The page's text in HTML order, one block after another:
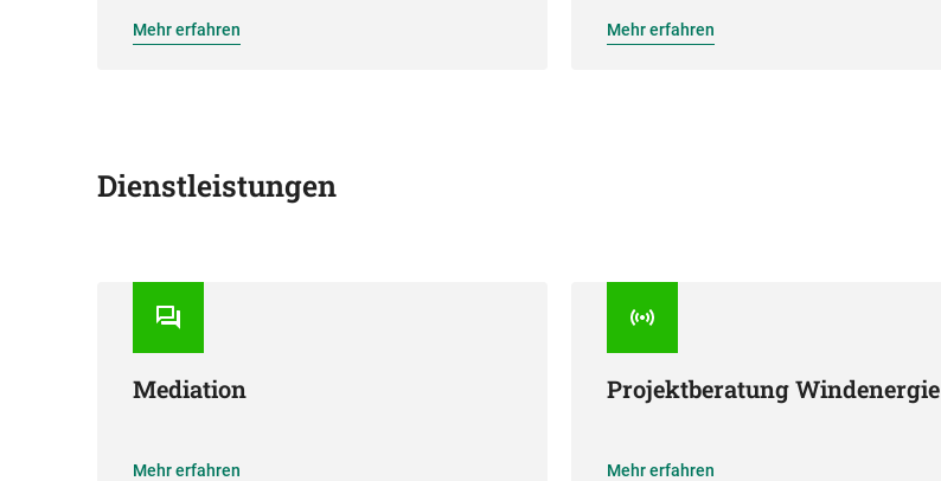
Mehr erfahren Mehr erfahren
Dienstleistungen
Mediation
Mehr erfahren
Projektberatung Windenergie
Mehr erfahren